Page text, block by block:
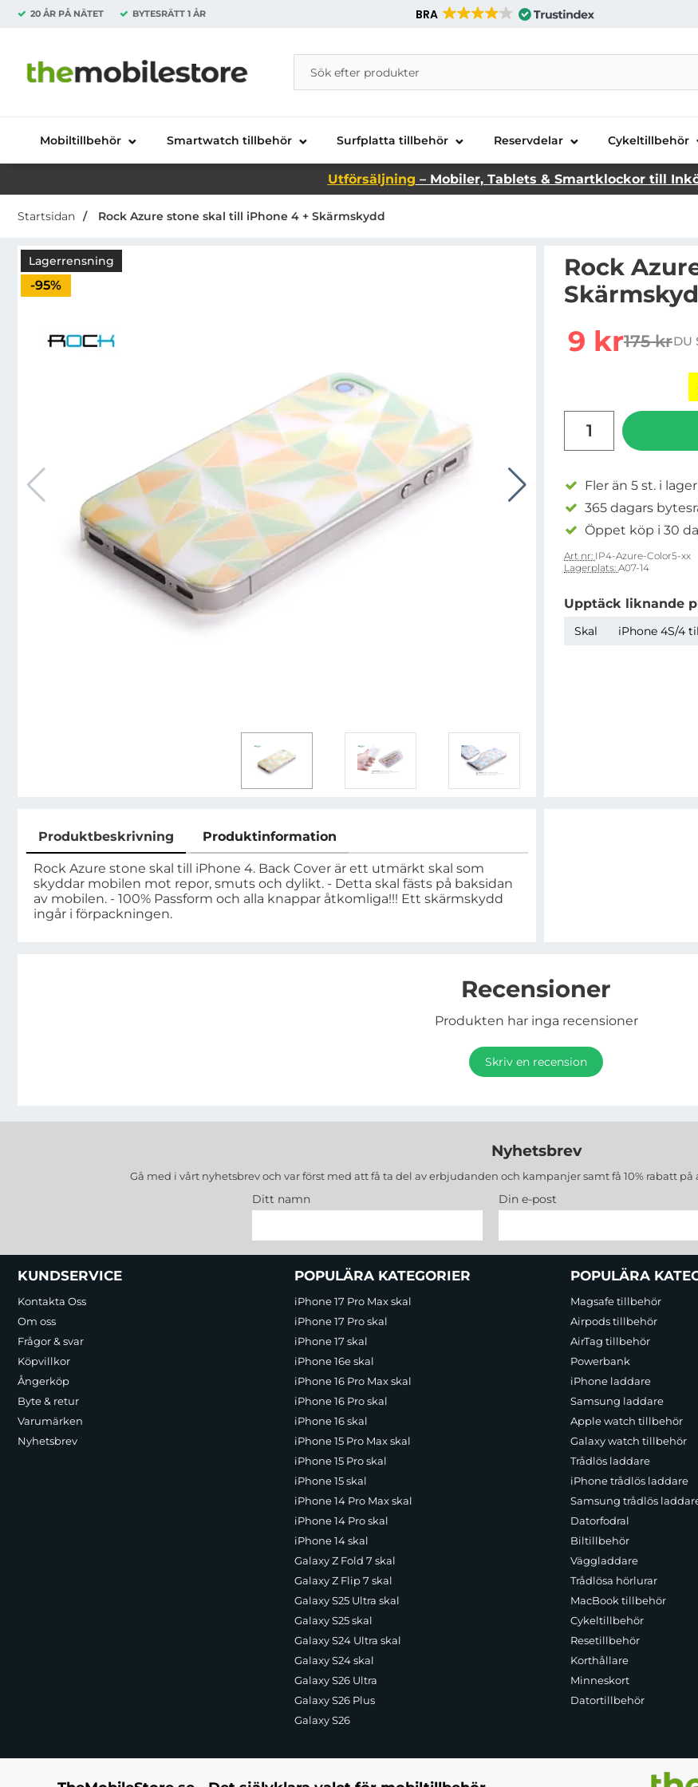
20 ÅR PÅ NÄTET BYTESRÄTT 1 ÅR BRA
Startsidan för Danira Telecom AB
Sök
Sök på Danira Telecom AB
Mobiltillbehör Smartwatch tillbehör Surfplatta tillbehör Reservdelar Cykeltillbehör
Utförsäljning – Mobiler, Tablets & Smartklockor till
Startsidan Rock Azure stone skal till iPhone 4 + Skärmskydd
Lagerrensning
Priset är nedsatt med
-95%
Rock
rea pris
9 krtidigare
175 krDU
Fler än 5 st. i
365 dagars
Öppet köp i 30
Art nr: IP4-Azure-Color5-xx
Lagerplats: A07-14
Upptäck liknande
Skal iPhone 4S/4
Produktbeskrivning Produktinformation
Produktbeskrivning
Rock Azure stone skal till iPhone 4. Back Cover är ett utmärkt skal som
skyddar mobilen mot repor, smuts och dylikt. - Detta skal fästs på baksidan
av mobilen. - 100% Passform och alla knappar åtkomliga!!! Ett skärmskydd
ingår i förpackningen.
Recensioner
Produkten har inga recensioner
Skriv en recension
Nyhetsbrev
Gå med i vårt nyhetsbrev och var först med att få ta del av erbjudanden och kampanjer samt få 10% rabatt på
Ditt namn Din e-post
Sidfot Blandad info och länkar
KUNDSERVICE
Kontakta Oss
Om oss
Frågor & svar
Köpvillkor
Ångerköp
Byte & retur
Varumärken
Nyhetsbrev
POPULÄRA KATEGORIER
iPhone 17 Pro Max skal
iPhone 17 Pro skal
iPhone 17 skal
iPhone 16e skal
iPhone 16 Pro Max skal
iPhone 16 Pro skal
iPhone 16 skal
iPhone 15 Pro Max skal
iPhone 15 Pro skal
iPhone 15 skal
iPhone 14 Pro Max skal
iPhone 14 Pro skal
iPhone 14 skal
Galaxy Z Fold 7 skal
Galaxy Z Flip 7 skal
Galaxy S25 Ultra skal
Galaxy S25 skal
Galaxy S24 Ultra skal
Galaxy S24 skal
Galaxy S26 Ultra
Galaxy S26 Plus
Galaxy S26
POPULÄRA
Magsafe tillbehör
Airpods tillbehör
AirTag tillbehör
Powerbank
iPhone laddare
Samsung laddare
Apple watch tillbehör
Galaxy watch tillbehör
Trådlös laddare
iPhone trådlös laddare
Samsung trådlös
Datorfodral
Biltillbehör
Väggladdare
Trådlösa hörlurar
MacBook tillbehör
Cykeltillbehör
Resetillbehör
Korthållare
Minneskort
Datortillbehör